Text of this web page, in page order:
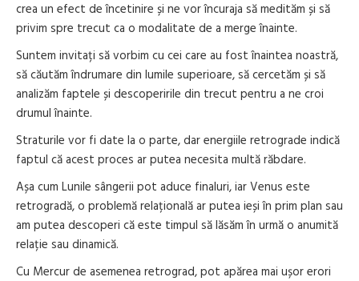
crea un efect de încetinire și ne vor încuraja să medităm și să
privim spre trecut ca o modalitate de a merge înainte.
Suntem invitați să vorbim cu cei care au fost înaintea noastră,
să căutăm îndrumare din lumile superioare, să cercetăm și să
analizăm faptele și descoperirile din trecut pentru a ne croi
drumul înainte.
Straturile vor fi date la o parte, dar energiile retrograde indică
faptul că acest proces ar putea necesita multă răbdare.
Așa cum Lunile sângerii pot aduce finaluri, iar Venus este
retrogradă, o problemă relațională ar putea ieși în prim plan sau
am putea descoperi că este timpul să lăsăm în urmă o anumită
relație sau dinamică.
Cu Mercur de asemenea retrograd, pot apărea mai ușor erori